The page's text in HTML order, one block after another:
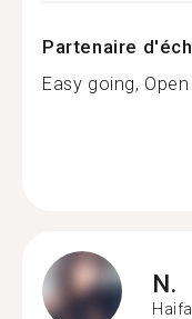
Partenaire
Easy going,
N.
Haifa